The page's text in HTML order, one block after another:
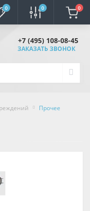
0 0 0
+7 (495) 108-08-45
ЗАКАЗАТЬ ЗВОНОК
Прочее